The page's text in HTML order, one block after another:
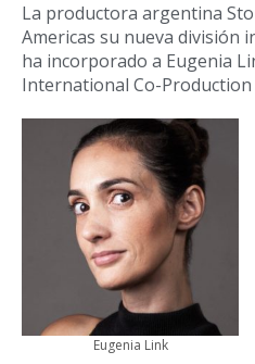
La productora argentina
Americas su nueva división
ha incorporado a Eugenia
International Co-
Eugenia Link